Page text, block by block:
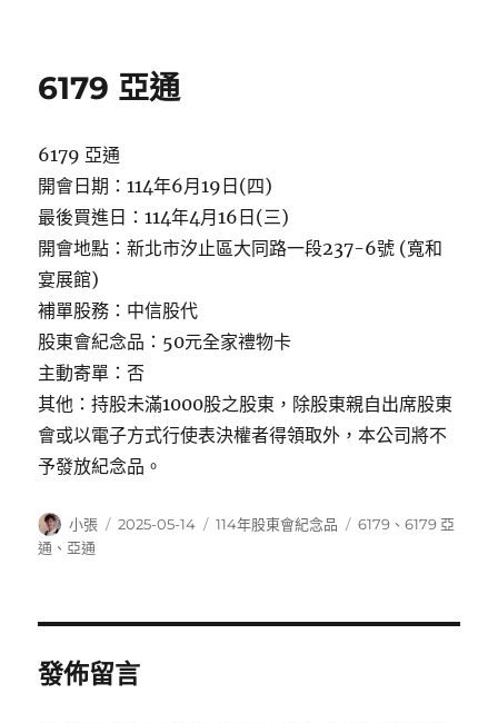
6179 亞通
6179 亞通
開會日期：114年6月19日(四)
最後買進日：114年4月16日(三)
開會地點：新北市汐止區大同路一段237-6號 (寬和
宴展館)
補單股務：中信股代
股東會紀念品：50元全家禮物卡
主動寄單：否
其他：持股未滿1000股之股東，除股東親自出席股東
會或以電子方式行使表決權者得領取外，本公司將不
予發放紀念品。
作
者
小張
發
2025-05-14
分
114年股東會紀念品
標
6179 、6179 亞
通 、 亞通
發佈留言